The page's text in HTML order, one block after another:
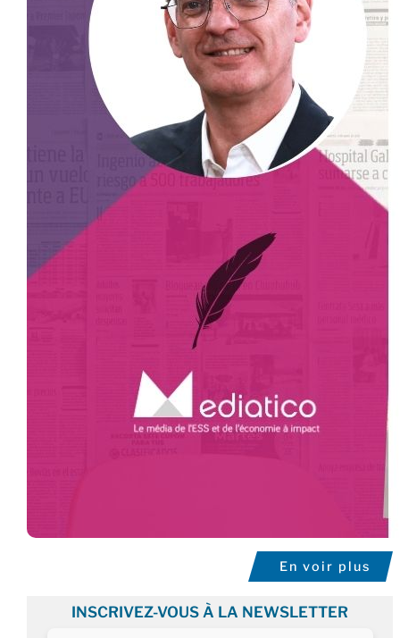
En voir plus
INSCRIVEZ-VOUS À LA NEWSLETTER